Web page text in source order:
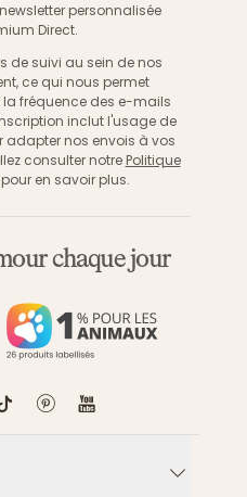
personnalisée
Direct.
de suivi au sein de nos
ce qui nous permet
fréquence des e-mails
inclut l'usage de
adapter nos envois à vos
consulter notre Politique
en savoir plus.
chaque jour